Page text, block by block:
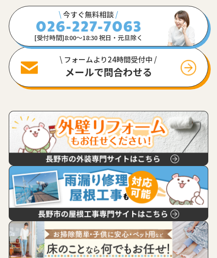
\今すぐ無料相談/
[受付時間]8:00〜18:30 祝日・元旦除く
\ フォームより24時間受付中 /
メールで問合わせる